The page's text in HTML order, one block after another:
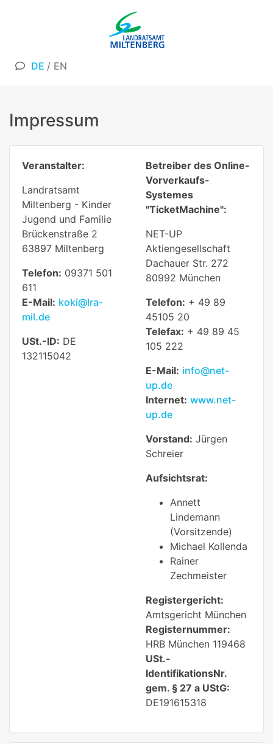
DE / EN
Impressum
Veranstalter:
Landratsamt
Miltenberg - Kinder
Jugend und Familie
Brückenstraße 2
63897 Miltenberg
Telefon: 09371 501
611
E-Mail: koki@lra-
mil.de
USt.-ID: DE
132115042
Betreiber des Online-
Vorverkaufs-
Systemes
"TicketMachine":
NET-UP
Aktiengesellschaft
Dachauer Str. 272
80992 München
Telefon: + 49 89
45105 20
Telefax: + 49 89 45
105 222
E-Mail: info@net-
up.de
Internet: www.net-
up.de
Vorstand: Jürgen
Schreier
Aufsichtsrat:
Annett
Lindemann
(Vorsitzende)
Michael Kollenda
Rainer
Zechmeister
Registergericht:
Amtsgericht München
Registernummer:
HRB München 119468
USt.-
IdentifikationsNr.
gem. § 27 a UStG:
DE191615318